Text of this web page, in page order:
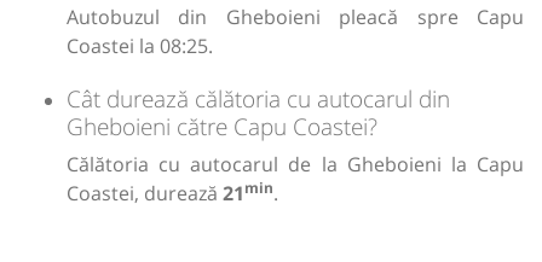
Autobuzul din Gheboieni pleacă spre Capu
Coastei la 08:25.
Cât durează călătoria cu autocarul din
Gheboieni către Capu Coastei?
Călătoria cu autocarul de la Gheboieni la Capu
Coastei, durează 21min.